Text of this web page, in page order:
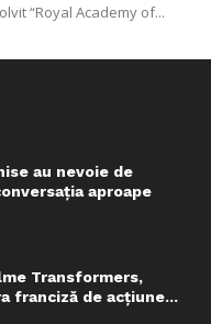
“Royal Academy of...
au nevoie de
aproape
Transformers,
franciză de acțiune...